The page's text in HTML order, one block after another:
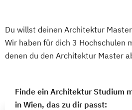
Du willst deinen Architektur
Wir haben für dich 3 Hochschulen
denen du den Architektur Master
Finde ein Architektur Studium
in Wien, das zu dir passt: